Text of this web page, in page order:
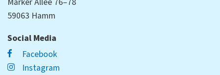
59063 Hamm
Social Media
Facebook
Instagram